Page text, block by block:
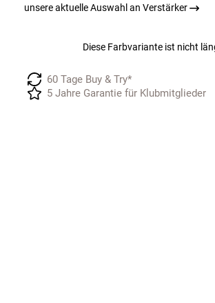
unsere aktuelle Auswahl an Verstärker
Diese Farbvariante ist nicht
60 Tage Buy & Try*
5 Jahre Garantie für Klubmitglieder